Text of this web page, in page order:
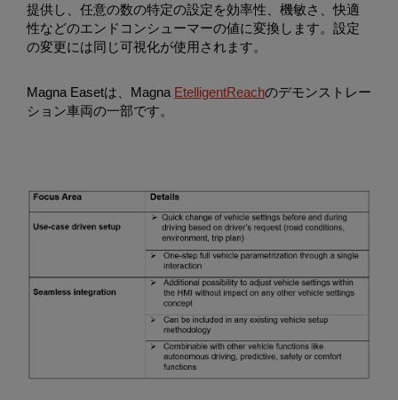
提供し、任意の数の特定の設定を効率性、機敏さ、快適
性などのエンドコンシューマーの値に変換します。設定
の変更には同じ可視化が使用されます。
Magna Easetは、Magna EtelligentReachのデモンストレー
ション車両の一部です。